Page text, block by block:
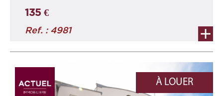
- n° 11 (lot 011) - EI/Cave ...
135 €
Ref. : 4981
À LOUER